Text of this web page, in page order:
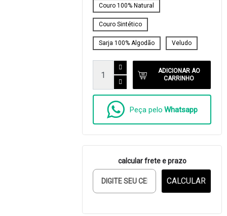
Couro 100% Natural
Couro Sintético
Sarja 100% Algodão Veludo
ADICIONAR AO
CARRINHO
Peça pelo Whatsapp
calcular frete e prazo
CALCULAR